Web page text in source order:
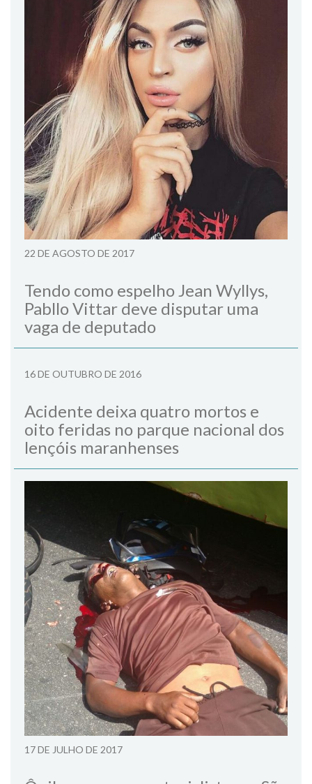
22 DE AGOSTO DE 2017
Tendo como espelho Jean Wyllys,
Pabllo Vittar deve disputar uma
vaga de deputado
16 DE OUTUBRO DE 2016
Acidente deixa quatro mortos e
oito feridas no parque nacional dos
lençóis maranhenses
17 DE JULHO DE 2017